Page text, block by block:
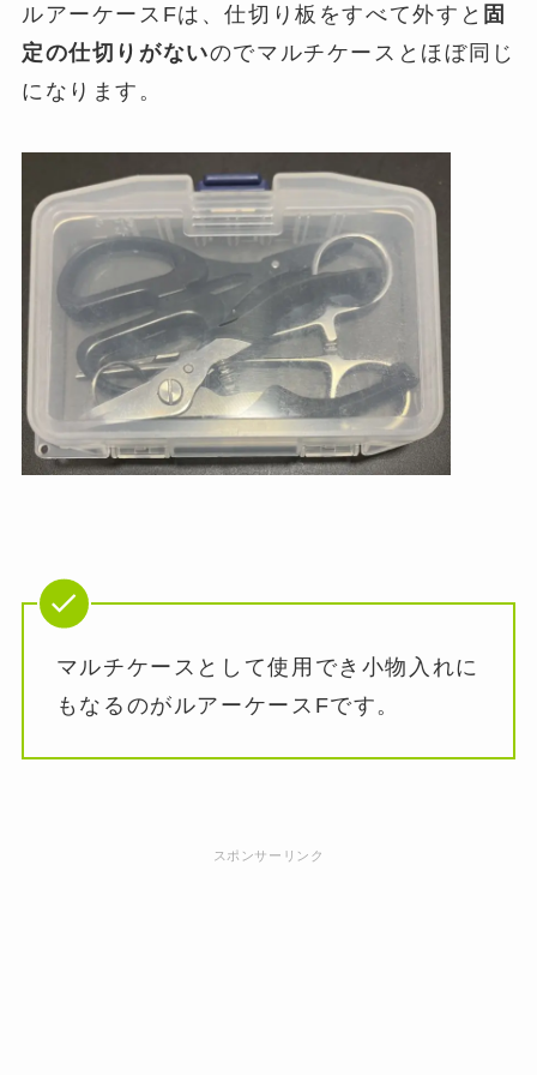
ルアーケースFは、仕切り板をすべて外すと 固
定の仕切りがないのでマルチケースとほぼ同じ
になります。
マルチケースとして使用でき小物入れに
もなるのがルアーケースFです。
スポンサーリンク